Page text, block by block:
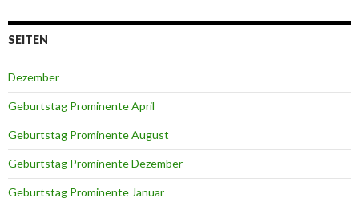
SEITEN
Dezember
Geburtstag Prominente April
Geburtstag Prominente August
Geburtstag Prominente Dezember
Geburtstag Prominente Januar